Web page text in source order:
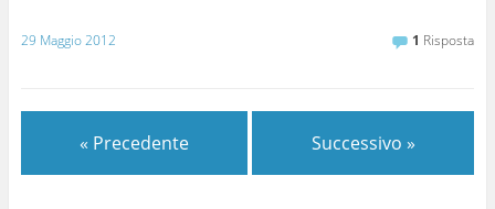
29 Maggio 2012 1 Risposta
« Precedente Successivo »